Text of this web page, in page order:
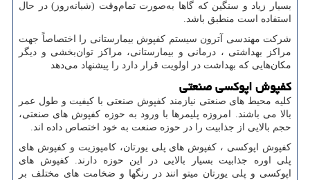
بسیار زیاد و سنگین که گاها به‌صورت تمام‌وقت (شبانه‌روز) در حال
استفاده است منطبق باشد.
شرکت مهندسی آترون سیستم کفپوش بیمارستانی را اختصاصاً جهت
مراکز بهداشتی ، درمانی و بیمارستانی، مراکز توان‌بخشی و دیگر
مکان‌هایی که بهداشت در اولویت قرار دارد را پیشنهاد می‌دهد
کفپوش اپوکسی صنعتی
کلیه محیط های صنعتی نیازمند کفپوش صنعتی با کیفیت و طول عمر
بالا می باشند. امروزه پلیمرها با ورود به حوزه کفپوش های صنعتی،
حجم بالایی از جذابیت را در حوزه صنعت به خود اختصاص داده اند.
کفپوش اپوکسی ، کفپوش های پلی یورتان، کامپوزیت و کفپوش های
پلی اوره جذابیت بسیار بالایی در این حوزه دارند. کفپوش های
اپوکسی و پلی یورتان میتو انند در رنگها و ضخامت های مختلف بر